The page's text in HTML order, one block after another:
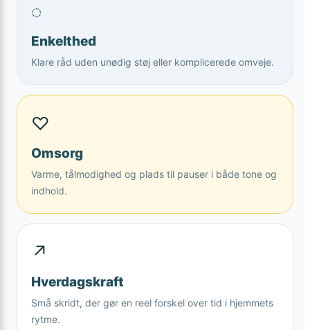
◌
Enkelthed
Klare råd uden unødig støj eller komplicerede omveje.
♡
Omsorg
Varme, tålmodighed og plads til pauser i både tone og
indhold.
↗
Hverdagskraft
Små skridt, der gør en reel forskel over tid i hjemmets
rytme.